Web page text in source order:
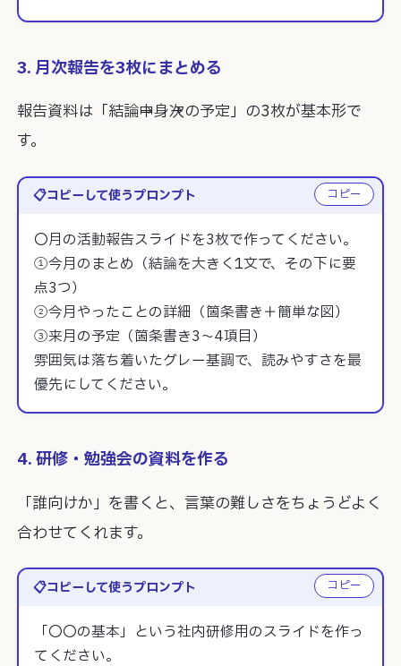
3. 月次報告を3枚にまとめる
報告資料は「結論→中身→次の予定」の3枚が基本形で
す。
コピーして使うプロンプト
〇月の活動報告スライドを3枚で作ってください。
①今月のまとめ（結論を大きく1文で、その下に要
点3つ）
②今月やったことの詳細（箇条書き＋簡単な図）
③来月の予定（箇条書き3〜4項目）
雰囲気は落ち着いたグレー基調で、読みやすさを最
優先にしてください。
コピー
4. 研修・勉強会の資料を作る
「誰向けか」を書くと、言葉の難しさをちょうどよく
合わせてくれます。
コピーして使うプロンプト
「〇〇の基本」という社内研修用のスライドを作っ
てください。
コピー